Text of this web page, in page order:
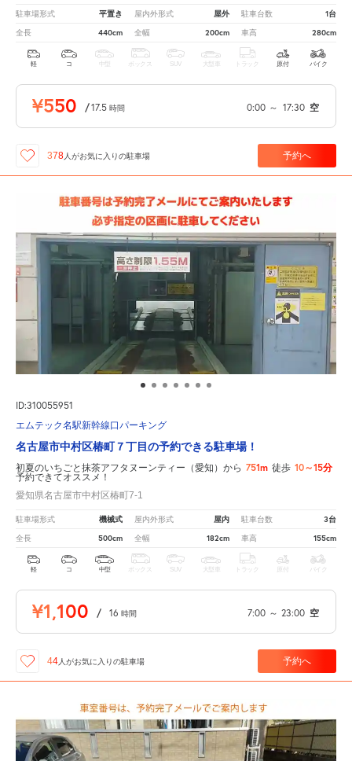
駐車場形式 平置き 屋内外形式 屋外 駐車台数 1台
全長 440cm 全幅 200cm 車高 280cm
軽 コ 中型 ボックス SUV 大型車 トラック 原付 バイク
¥550 /17.5 時間 0:00 ～ 17:30 空
378 人がお気に入りの駐車場 予約へ
ID:310055951
エムテック名駅新幹線口パーキング
名古屋市中村区椿町７丁目の予約できる駐車場！
初夏のいちごと抹茶アフタヌーンティー（愛知）から 751m 徒歩 10～15分
予約できてオススメ！
愛知県名古屋市中村区椿町7-1
駐車場形式 機械式 屋内外形式 屋内 駐車台数 3台
全長 500cm 全幅 182cm 車高 155cm
軽 コ 中型 ボックス SUV 大型車 トラック 原付 バイク
¥1,100 / 16 時間 7:00 ～ 23:00 空
44 人がお気に入りの駐車場 予約へ